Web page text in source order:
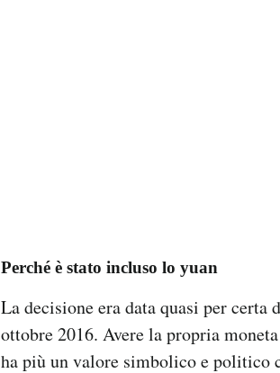
Perché è stato incluso lo yuan
La decisione era data quasi per
ottobre 2016. Avere la propria
ha più un valore simbolico e politico